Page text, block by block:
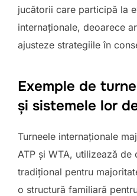
jucătorii care participă la
internaționale, deoarece
ajusteze strategiile în
Exemple de
și sistemele lor
Turneele internaționale
ATP și WTA, utilizează de
tradițional pentru
o structură familiară